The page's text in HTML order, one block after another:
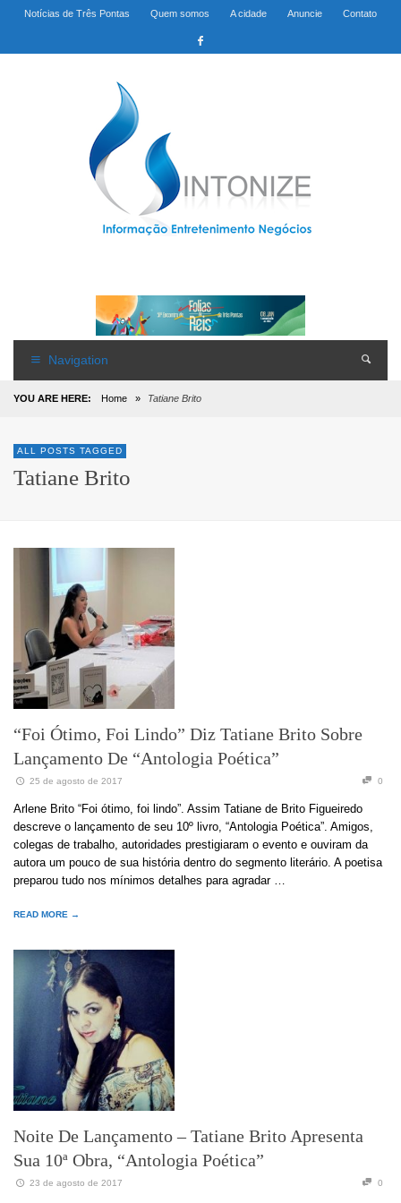
Notícias de Três Pontas Quem somos A cidade Anuncie Contato
Navigation
YOU ARE HERE: Home » Tatiane Brito
ALL POSTS TAGGED
Tatiane Brito
“Foi Ótimo, Foi Lindo” Diz Tatiane Brito Sobre
Lançamento De “Antologia Poética”
25 de agosto de 2017 0
Arlene Brito “Foi ótimo, foi lindo”. Assim Tatiane de Brito Figueiredo
descreve o lançamento de seu 10º livro, “Antologia Poética”. Amigos,
colegas de trabalho, autoridades prestigiaram o evento e ouviram da
autora um pouco de sua história dentro do segmento literário. A poetisa
preparou tudo nos mínimos detalhes para agradar …
READ MORE →
Noite De Lançamento – Tatiane Brito Apresenta
Sua 10ª Obra, “Antologia Poética”
23 de agosto de 2017 0